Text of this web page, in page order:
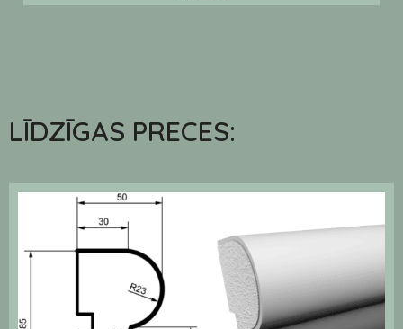
LĪDZĪGAS PRECES: